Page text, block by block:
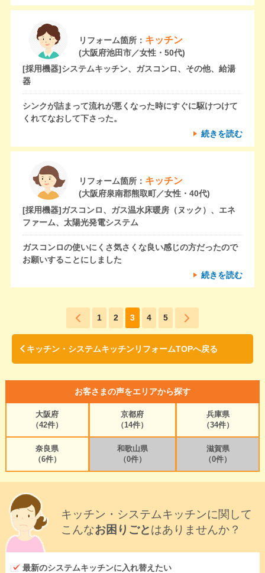
リフォーム箇所： キッチン
(大阪府池田市／女性・50代)
[採用機器]システムキッチン、ガスコンロ、その他、給湯
器
シンクが詰まって流れが悪くなった時にすぐに駆けつけて
くれてなおして下さった。
続きを読む
リフォーム箇所： キッチン
(大阪府泉南郡熊取町／女性・40代)
[採用機器]ガスコンロ、ガス温水床暖房（ヌック）、エネ
ファーム、太陽光発電システム
ガスコンロの使いにくさ気さくな良い感じの方だったので
お願いすることにしました
続きを読む
1 2 3 4 5
キッチン・システムキッチンリフォームTOPへ戻る
お客さまの声をエリアから探す
大阪府
（42件）
京都府
（14件）
兵庫県
（34件）
奈良県
（6件）
和歌山県
（0件）
滋賀県
（0件）
キッチン・システムキッチンに関して
こんなお困りごとはありませんか？
最新のシステムキッチンに入れ替えたい